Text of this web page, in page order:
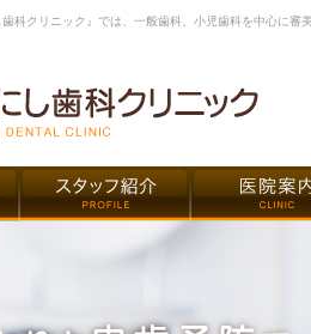
科クリニック』では、一般歯科、小児歯科を中心に